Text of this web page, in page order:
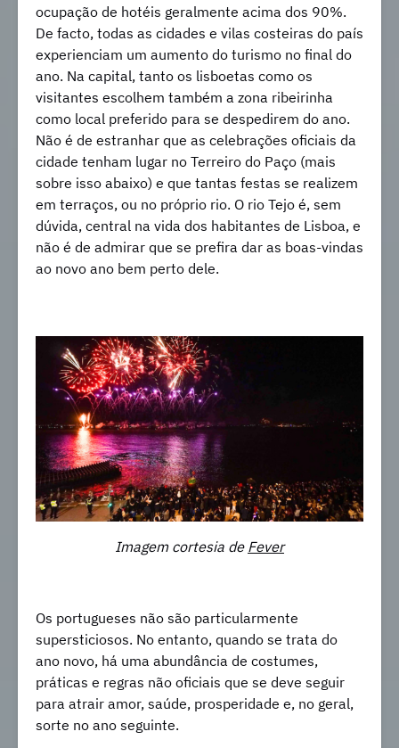
ocupação de hotéis geralmente acima dos 90%.
De facto, todas as cidades e vilas costeiras do país
experienciam um aumento do turismo no final do
ano. Na capital, tanto os lisboetas como os
visitantes escolhem também a zona ribeirinha
como local preferido para se despedirem do ano.
Não é de estranhar que as celebrações oficiais da
cidade tenham lugar no Terreiro do Paço (mais
sobre isso abaixo) e que tantas festas se realizem
em terraços, ou no próprio rio. O rio Tejo é, sem
dúvida, central na vida dos habitantes de Lisboa, e
não é de admirar que se prefira dar as boas-vindas
ao novo ano bem perto dele.
Imagem cortesia de Fever
Os portugueses não são particularmente
supersticiosos. No entanto, quando se trata do
ano novo, há uma abundância de costumes,
práticas e regras não oficiais que se deve seguir
para atrair amor, saúde, prosperidade e, no geral,
sorte no ano seguinte.